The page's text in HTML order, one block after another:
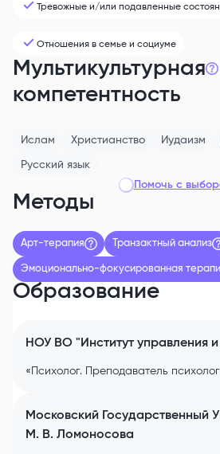
Тревожные и/или подавленные
Отношения в семье и социуме
Мультикультурная
компетентность
Ислам Христианство Иудаизм
Русский язык
Помочь с
Методы
Арт-терапия Транзактный анализ
Эмоционально-фокусированная
Образование
НОУ ВО "Институт управления
«Психолог. Преподаватель
Московский Государственный
М. В. Ломоносова